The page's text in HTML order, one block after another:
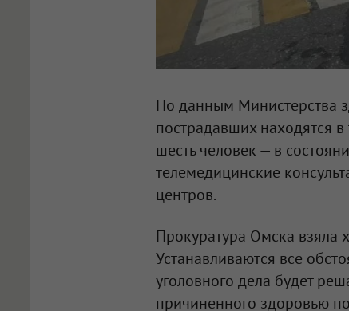
По данным Министерства
пострадавших находятся
шесть человек — в
телемедицинские
центров.
Прокуратура Омска взяла
Устанавливаются все
уголовного дела будет
причиненного здоровью